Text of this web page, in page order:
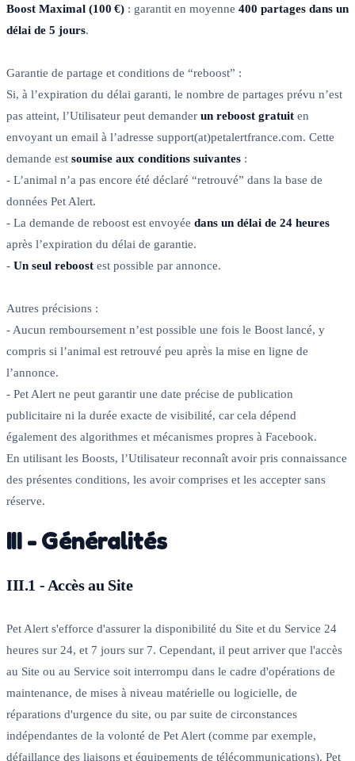
Boost Maximal (100 €) : garantit en moyenne 400 partages dans un
délai de 5 jours.
Garantie de partage et conditions de “reboost” :
Si, à l’expiration du délai garanti, le nombre de partages prévu n’est
pas atteint, l’Utilisateur peut demander un reboost gratuit en
envoyant un email à l’adresse support(at)petalertfrance.com. Cette
demande est soumise aux conditions suivantes :
- L’animal n’a pas encore été déclaré “retrouvé” dans la base de
données Pet Alert.
- La demande de reboost est envoyée dans un délai de 24 heures
après l’expiration du délai de garantie.
- Un seul reboost est possible par annonce.
Autres précisions :
- Aucun remboursement n’est possible une fois le Boost lancé, y
compris si l’animal est retrouvé peu après la mise en ligne de
l’annonce.
- Pet Alert ne peut garantir une date précise de publication
publicitaire ni la durée exacte de visibilité, car cela dépend
également des algorithmes et mécanismes propres à Facebook.
En utilisant les Boosts, l’Utilisateur reconnaît avoir pris connaissance
des présentes conditions, les avoir comprises et les accepter sans
réserve.
III - Généralités
III.1 - Accès au Site
Pet Alert s'efforce d'assurer la disponibilité du Site et du Service 24
heures sur 24, et 7 jours sur 7. Cependant, il peut arriver que l'accès
au Site ou au Service soit interrompu dans le cadre d'opérations de
maintenance, de mises à niveau matérielle ou logicielle, de
réparations d'urgence du site, ou par suite de circonstances
indépendantes de la volonté de Pet Alert (comme par exemple,
défaillance des liaisons et équipements de télécommunications). Pet